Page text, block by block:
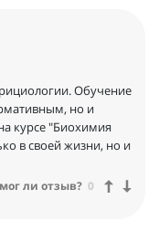
Обучение
но и
курсе "Биохимия
в своей жизни, но и
ли отзыв? 0